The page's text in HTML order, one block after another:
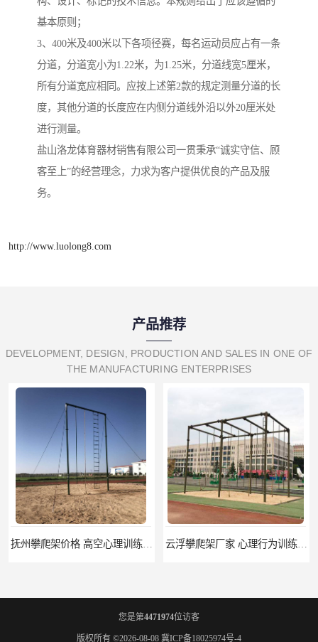
基本原则；
3、400米及400米以下各项径赛，每名运动员应占有一条
分道，分道宽小为1.22米，为1.25米，分道线宽5厘米，
所有分道宽应相同。应按上述第2款的规定测量分道的长
度，其他分道的长度应在内侧分道线外沿以外20厘米处
进行测量。
盐山洛龙体育器材销售有限公司一贯秉承“诚实守信、顾
客至上”的经营理念，力求为客户提供优良的产品及服
务。
http://www.luolong8.com
产品推荐
DEVELOPMENT, DESIGN, PRODUCTION AND SALES IN ONE OF
THE MANUFACTURING ENTERPRISES
您是第4471974位访客
版权所有 ©2026-08-08 冀ICP备18025974号-4